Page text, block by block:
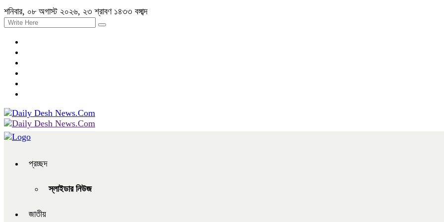
শনিবার, ০৮ অগাস্ট ২০২৬, ২৩ শ্রাবণ ১৪৩৩ বঙ্গাব্দ
প্রচ্ছদ
স্লাইডার নিউজ
জাতীয়